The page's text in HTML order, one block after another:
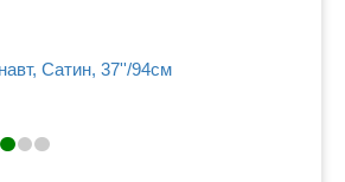
Сатин, 37''/94см